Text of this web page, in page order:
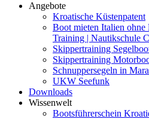
Angebote
Kroatische Küstenpatent
Boot mieten Italien
Training | Nautikschule
Skippertraining
Skippertraining
Schnuppersegeln in
UKW Seefunk
Downloads
Wissenwelt
Bootsführerschein